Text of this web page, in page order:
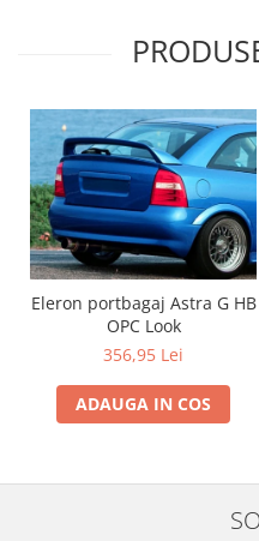
Furtun intercooler turbo
Eleron portbagaj Astra G HB
OPC Look
356,95 Lei
ADAUGA IN COS